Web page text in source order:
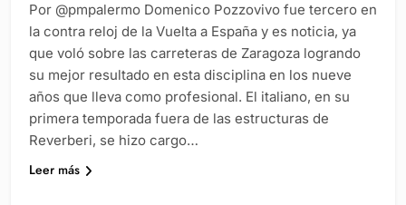
Por @pmpalermo Domenico Pozzovivo fue tercero en
la contra reloj de la Vuelta a España y es noticia, ya
que voló sobre las carreteras de Zaragoza logrando
su mejor resultado en esta disciplina en los nueve
años que lleva como profesional. El italiano, en su
primera temporada fuera de las estructuras de
Reverberi, se hizo cargo…
Leer más